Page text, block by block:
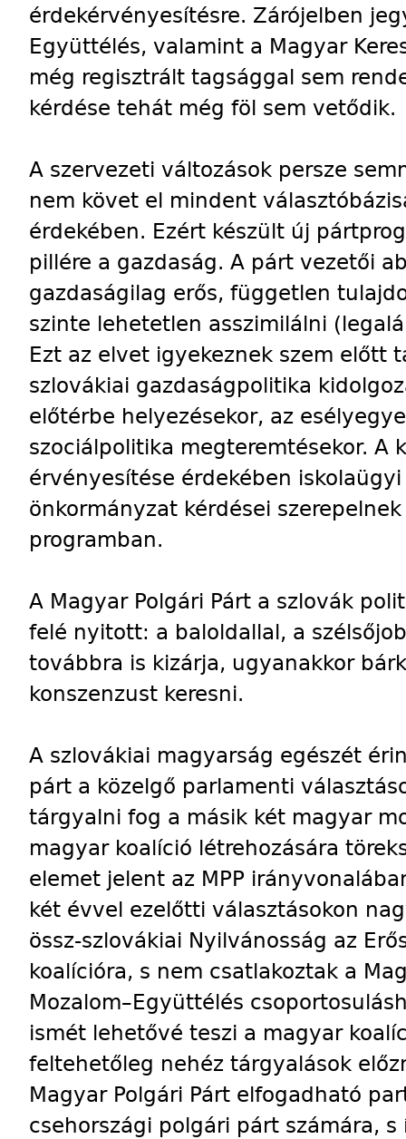
érdekérvényesítésre. Zárójelben
Együttélés, valamint a Magyar
még regisztrált tagsággal sem
kérdése tehát még föl sem vetődik.
A szervezeti változások persze
nem követ el mindent
érdekében. Ezért készült új
pillére a gazdaság. A párt vezetői
gazdaságilag erős, független
szinte lehetetlen asszimilálni
Ezt az elvet igyekeznek szem előtt
szlovákiai gazdaságpolitika
előtérbe helyezésekor, az
szociálpolitika megteremtésekor. A
érvényesítése érdekében
önkormányzat kérdései
programban.
A Magyar Polgári Párt a szlovák
felé nyitott: a baloldallal, a
továbbra is kizárja, ugyanakkor
konszenzust keresni.
A szlovákiai magyarság egészét
párt a közelgő parlamenti
tárgyalni fog a másik két magyar
magyar koalíció létrehozására
elemet jelent az MPP
két évvel ezelőtti választásokon
össz-szlovákiai Nyilvánosság az
koalícióra, s nem csatlakoztak a
Mozalom–Együttélés
ismét lehetővé teszi a magyar
feltehetőleg nehéz tárgyalások
Magyar Polgári Párt elfogadható
csehországi polgári párt számára,